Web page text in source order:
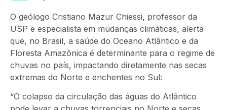
O geólogo Cristiano Mazur Chiessi, professor da
USP e especialista em mudanças climáticas, alerta
que, no Brasil, a saúde do Oceano Atlântico e da
Floresta Amazônica é determinante para o regime de
chuvas no país, impactando diretamente nas secas
extremas do Norte e enchentes no Sul:
“O colapso da circulação das águas do Atlântico